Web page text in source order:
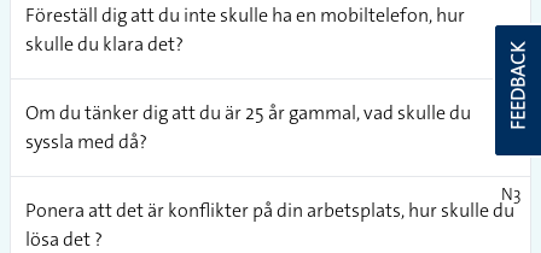
Föreställ dig att du inte skulle ha en mobiltelefon, hur
skulle du klara det?
Om du tänker dig att du är 25 år gammal, vad skulle du
syssla med då?
N3
Ponera att det är konflikter på din arbetsplats, hur skulle du
lösa det ?
N3
FEEDBACK